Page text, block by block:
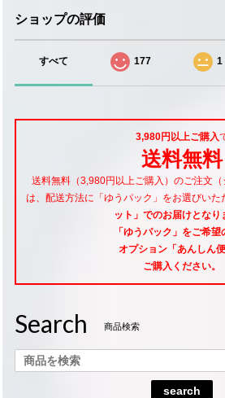
ショップの評価
すべて 177 1
3,980円以上ご購入
送料無料
送料無料（3,980円以上ご購入）のご注文
は、配送方法に「ゆうパック」をお選びいた
ット」でのお届けとなり
「ゆうパック」をご希望
オプション「あんしん便
ご購入ください。
Search 商品検索
search